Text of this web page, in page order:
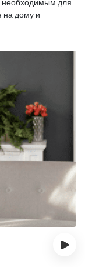
необходимым для
на дому и
›